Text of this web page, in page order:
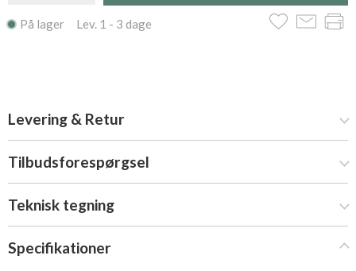
På lager Lev. 1 - 3 dage
Levering & Retur
Tilbudsforespørgsel
Teknisk tegning
Specifikationer